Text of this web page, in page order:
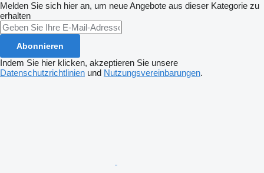
Melden Sie sich hier an, um neue Angebote aus dieser Kategorie zu
erhalten
Abonnieren
Indem Sie hier klicken, akzeptieren Sie unsere
Datenschutzrichtlinien und Nutzungsvereinbarungen.